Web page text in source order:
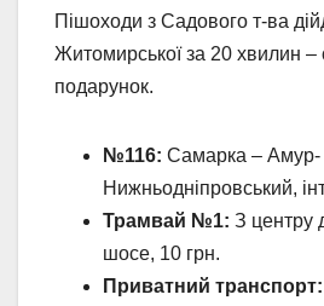
Пішоходи з Садового т-ва
Житомирської за 20 хвилин –
подарунок.
№116: Самарка – Амур-
Нижньодніпровський,
Трамвай №1: З центру
шосе, 10 грн.
Приватний транспорт: